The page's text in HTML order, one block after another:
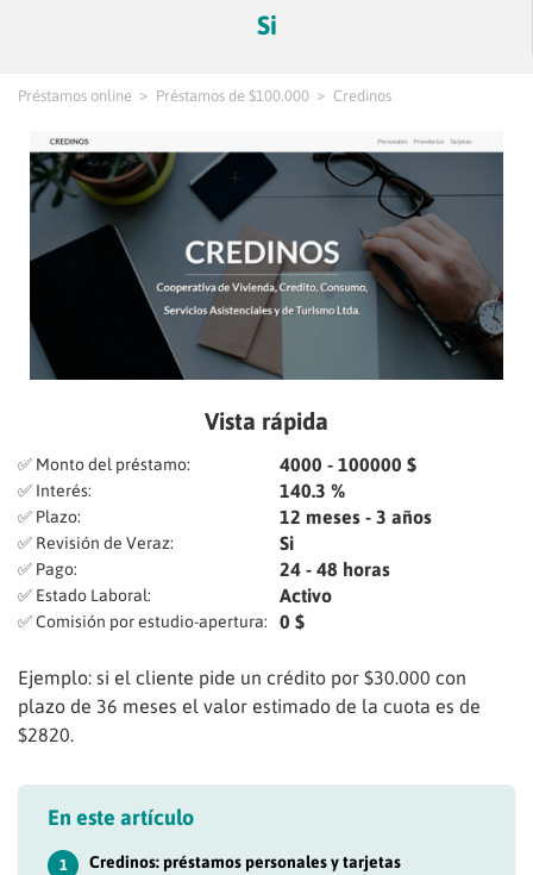
Si
Préstamos online Préstamos de $100.000 Credinos
Vista rápida
✅ Monto del préstamo: 4000 - 100000 $
✅ Interés: 140.3 %
✅ Plazo: 12 meses - 3 años
✅ Revisión de Veraz: Si
✅ Pago: 24 - 48 horas
✅ Estado Laboral: Activo
✅ Comisión por estudio-apertura: 0 $
Ejemplo: si el cliente pide un crédito por $30.000 con
plazo de 36 meses el valor estimado de la cuota es de
$2820.
En este artículo
1 Credinos: préstamos personales y tarjetas